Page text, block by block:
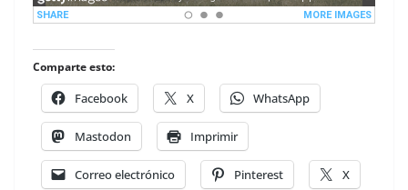
Comparte esto:
Facebook X WhatsApp
Mastodon Imprimir
Correo electrónico Pinterest X